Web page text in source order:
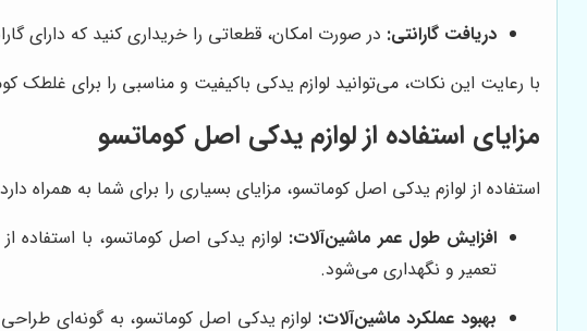
دریافت گارانتی: در صورت امکان، قطعاتی را خریداری کنید که دارای
با رعایت این نکات، می‌توانید لوازم یدکی باکیفیت و مناسبی را برای
مزایای استفاده از لوازم یدکی اصل کوماتسو
استفاده از لوازم یدکی اصل کوماتسو، مزایای بسیاری را برای شما به همراه
افزایش طول عمر ماشین‌آلات: لوازم یدکی اصل کوماتسو، با
تعمیر و نگهداری می‌شود.
بهبود عملکرد ماشین‌آلات: لوازم یدکی اصل کوماتسو، به گونه‌ای